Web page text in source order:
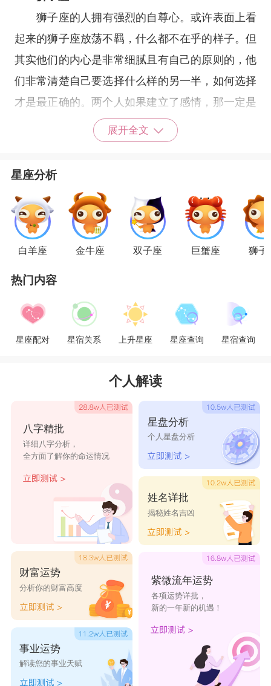
狮子座的人拥有强烈的自尊心。或许表面上看
起来的狮子座放荡不羁，什么都不在乎的样子。但
其实他们的内心是非常细腻且有自己的原则的，他
们非常清楚自己要选择什么样的另一半，如何选择
才是最正确的。两个人如果建立了感情，那一定是
认真且真诚容不得一粒沙子的。所以，我们可以相
信狮子对待另一半是拥有绝对的忠诚。
了和另一半的关系，就会安分守己，做好自己该做
的。跟另一半在一起时，他们的眼里大概只有对
们。他们认为既然选择了，就应该做好过一生的准
星座乐原创文章，转载需注明出处
展开全文
星座分析
白羊座 金牛座 双子座 巨蟹座 狮子
热门内容
星座配对 星宿关系 上升星座 星座查询 星宿查询
个人解读
八字精批
详细八字分析，
全方面了解你的命运情况
财富运势
分析你的财富高度
事业运势
解读您的事业天赋
星盘分析
个人星盘分析
姓名详批
揭秘姓名吉凶
紫微流年运势
各项运势详批，
新的一年新的机遇！